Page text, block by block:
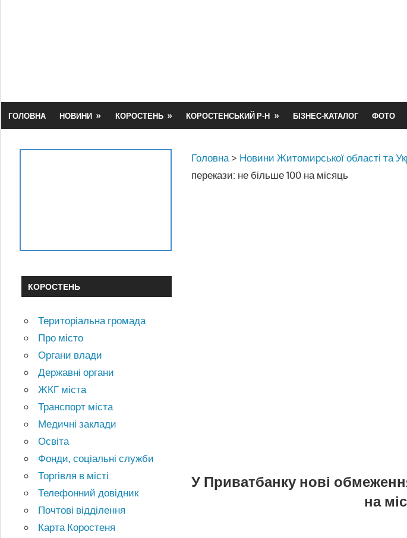
ГОЛОВНА НОВИНИ КОРОСТЕНЬ КОРОСТЕНСЬКИЙ Р-Н БІЗНЕС-КАТАЛОГ ФОТО
Головна > Новини Житомирської області та
перекази: не більше 100 на місяць
У Приватбанку нові
на
КОРОСТЕНЬ
Територіальна громада
Про місто
Органи влади
Державні органи
ЖКГ міста
Транспорт міста
Медичні заклади
Освіта
Фонди, соціальні служби
Торгівля в місті
Телефонний довідник
Почтові відділення
Карта Коростеня